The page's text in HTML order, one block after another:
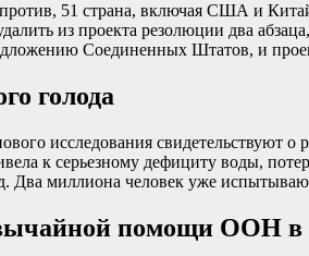
против, 51 страна, включая США и
из проекта резолюции два
Соединенных Штатов, и
голода
исследования свидетельствуют
к серьезному дефициту воды,
Два миллиона человек уже
помощи ООН